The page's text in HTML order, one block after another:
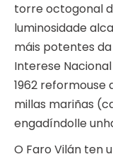
torre octogonal
luminosidade
máis potentes
Interese
1962 reformouse
millas mariñas
engadíndolle
O Faro Vilán ten